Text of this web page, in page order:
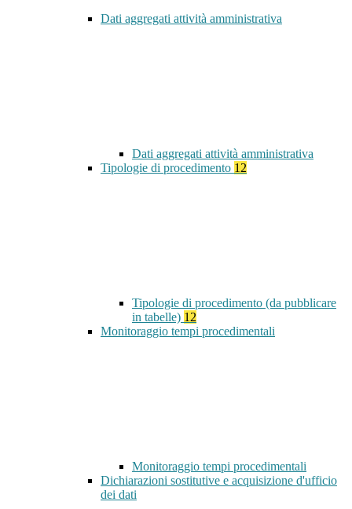
Dati aggregati attività amministrativa
Dati aggregati attività amministrativa
Tipologie di procedimento 12
Tipologie di procedimento (da pubblicare
in tabelle) 12
Monitoraggio tempi procedimentali
Monitoraggio tempi procedimentali
Dichiarazioni sostitutive e acquisizione d'ufficio
dei dati